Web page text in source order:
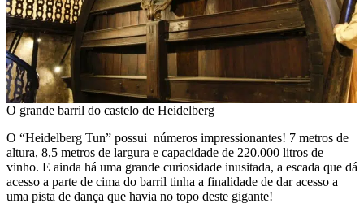
O grande barril do castelo de Heidelberg
O “Heidelberg Tun” possui números impressionantes! 7 metros de
altura, 8,5 metros de largura e capacidade de 220.000 litros de
vinho. E ainda há uma grande curiosidade inusitada, a escada que dá
acesso a parte de cima do barril tinha a finalidade de dar acesso a
uma pista de dança que havia no topo deste gigante!